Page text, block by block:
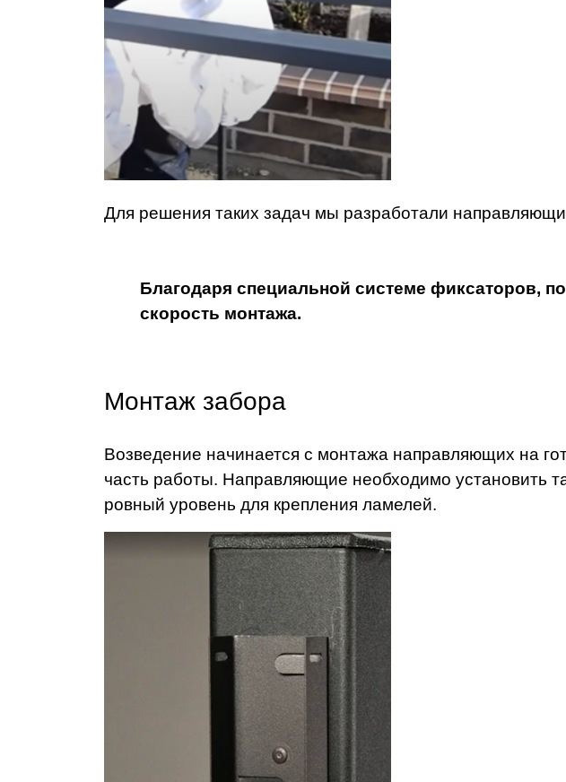
Для решения таких задач мы разработали
Благодаря специальной системе фиксаторов,
скорость монтажа.
Монтаж забора
Возведение начинается с монтажа направляющих на
часть работы. Направляющие необходимо установить
ровный уровень для крепления ламелей.